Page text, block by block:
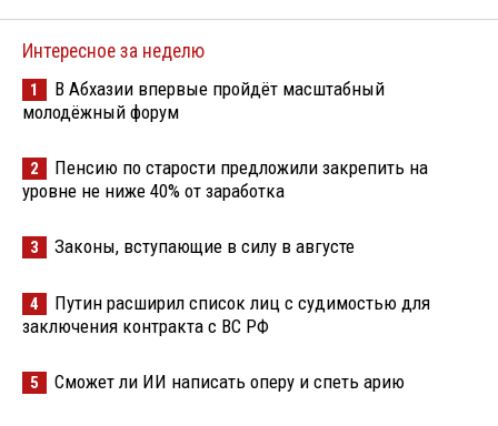
Интересное за неделю
1
В Абхазии впервые пройдёт масштабный
молодёжный форум
2
Пенсию по старости предложили закрепить на
уровне не ниже 40% от заработка
3 Законы, вступающие в силу в августе
4
Путин расширил список лиц с судимостью для
заключения контракта с ВС РФ
5 Сможет ли ИИ написать оперу и спеть арию